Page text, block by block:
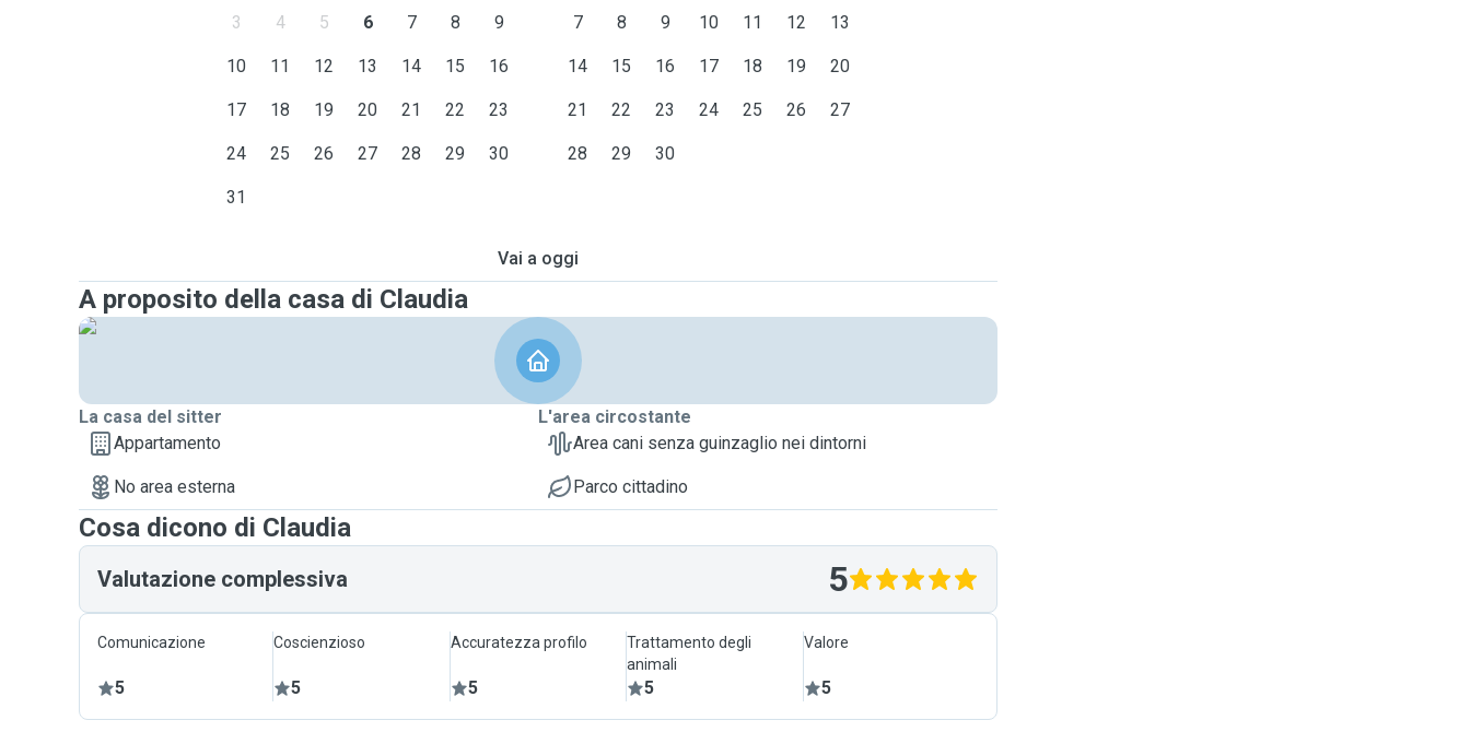
3 4 5 6 7 8 9
10 11 12 13 14 15 16
17 18 19 20 21 22 23
24 25 26 27 28 29 30
31
7 8 9 10 11 12 13
14 15 16 17 18 19 20
21 22 23 24 25 26 27
28 29 30
Vai a oggi
A proposito della casa di Claudia
La casa del sitter
Appartamento
No area esterna
L'area circostante
Area cani senza guinzaglio nei dintorni
Parco cittadino
Cosa dicono di Claudia
Valutazione complessiva 5
Comunicazione
5
Coscienzioso
5
Accuratezza profilo
5
Trattamento degli
animali
5
Valore
5